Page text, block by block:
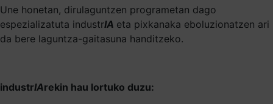
Une honetan, dirulaguntzen programetan dago
espezializatuta industrIA eta pixkanaka eboluzionatzen ari
da bere laguntza-gaitasuna handitzeko.
industrIArekin hau lortuko duzu: